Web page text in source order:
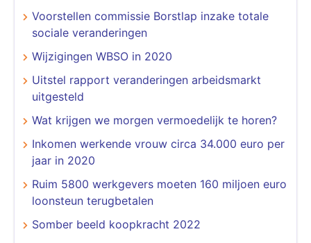
Voorstellen commissie Borstlap inzake totale
sociale veranderingen
Wijzigingen WBSO in 2020
Uitstel rapport veranderingen arbeidsmarkt
uitgesteld
Wat krijgen we morgen vermoedelijk te horen?
Inkomen werkende vrouw circa 34.000 euro per
jaar in 2020
Ruim 5800 werkgevers moeten 160 miljoen euro
loonsteun terugbetalen
Somber beeld koopkracht 2022